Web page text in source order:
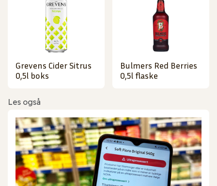
Grevens Cider Sitrus
0,5l boks
Bulmers Red Berries
0,5l flaske
Les også